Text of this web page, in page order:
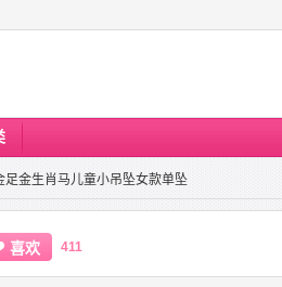
金生肖马儿童小吊坠女款单坠
喜欢 411